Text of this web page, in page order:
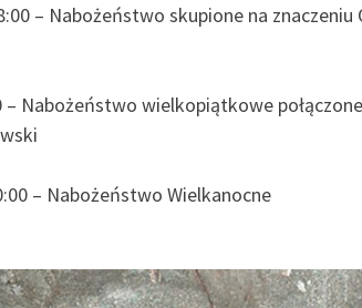
– Nabożeństwo skupione na znaczeniu
– Nabożeństwo wielkopiątkowe
– Nabożeństwo Wielkanocne